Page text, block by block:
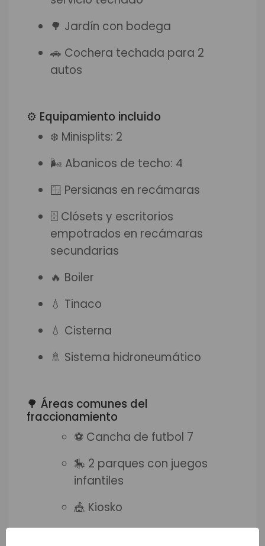
🌳 Jardín con bodega
🚗 Cochera techada para 2
autos
⚙️ Equipamiento incluido
❄️ Minisplits: 2
🌬 Abanicos de techo: 4
🪟 Persianas en recámaras
🗄 Clósets y escritorios
empotrados en recámaras
secundarias
🔥 Boiler
💧 Tinaco
💧 Cisterna
🚿 Sistema hidroneumático
🌳 Áreas comunes del
fraccionamiento
⚽ Cancha de futbol 7
🎠 2 parques con juegos
infantiles
🎪 Kiosko